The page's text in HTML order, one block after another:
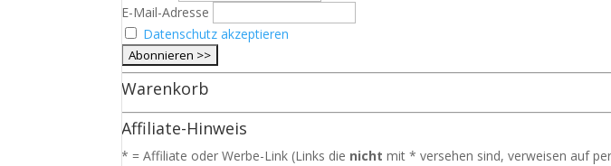
E-Mail-Adresse
Datenschutz akzeptieren
Warenkorb
Affiliate-Hinweis
* = Affiliate oder Werbe-Link (Links die nichtmit * versehen sind, verweisen auf